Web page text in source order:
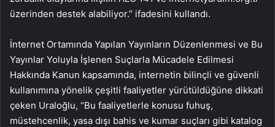
üzerinden destek alabiliyor.” ifadesini kullandı.
İnternet Ortamında Yapılan Yayınların Düzenlenmesi ve Bu
Yayınlar Yoluyla İşlenen Suçlarla Mücadele Edilmesi
Hakkında Kanun kapsamında, internetin bilinçli ve güvenli
kullanımına yönelik çeşitli faaliyetler yürütüldüğüne dikkati
çeken Uraloğlu, “Bu faaliyetlerle konusu fuhuş,
müstehcenlik, yasa dışı bahis ve kumar suçları gibi katalog